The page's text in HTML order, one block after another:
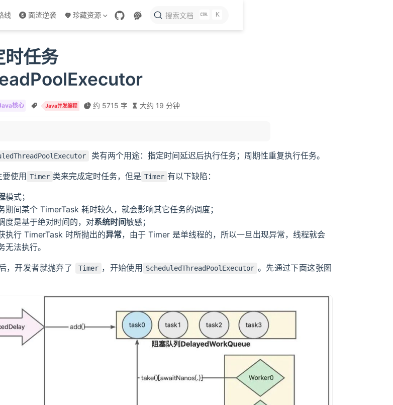
线 面渣逆袭 珍藏资源 搜索文档 K
任务
核心 Java并发编程 约 5715 字 大约 19 分钟
类有两个用途：指定时间延迟后执行任务；周期性重复执行任务。
使用 Timer 类来完成定时任务，但是 Timer 有以下缺陷：
模式；
期间某个 TimerTask 耗时较久，就会影响其它任务的调度；
度是基于绝对时间的，对系统时间敏感；
执行 TimerTask 时所抛出的异常，由于 Timer 是单线程的，所以一旦出现异常，线程就会
无法执行。
，开发者就抛弃了 Timer ，开始使用 ScheduledThreadPoolExecutor 。先通过下面这张图